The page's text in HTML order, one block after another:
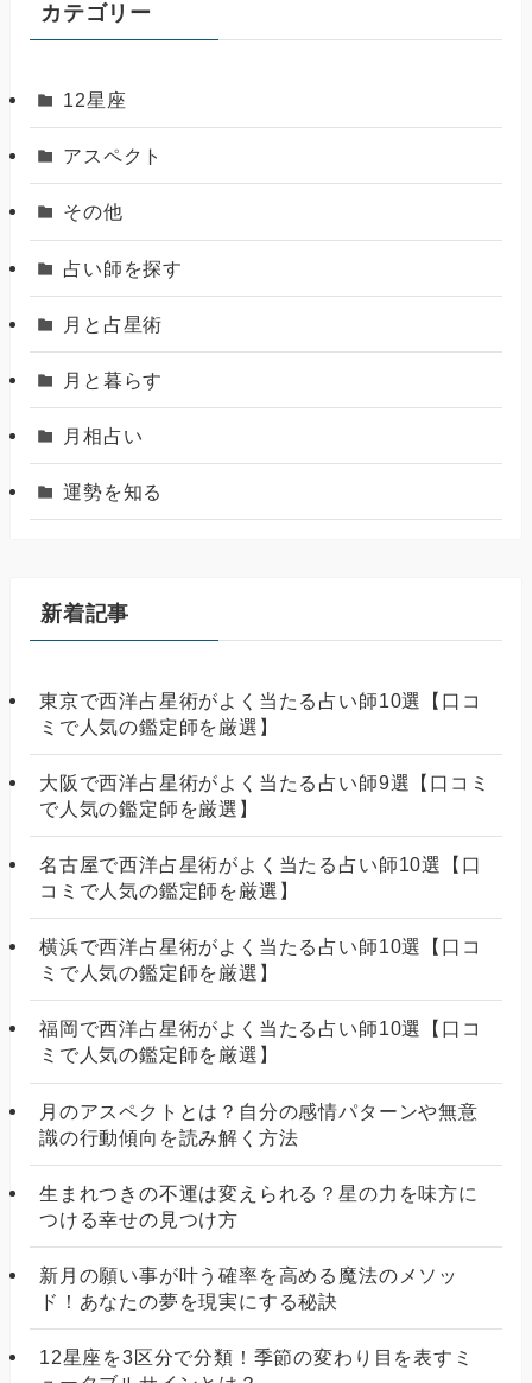
カテゴリー
12星座
アスペクト
その他
占い師を探す
月と占星術
月と暮らす
月相占い
運勢を知る
新着記事
東京で西洋占星術がよく当たる占い師10選【口コ
ミで人気の鑑定師を厳選】
大阪で西洋占星術がよく当たる占い師9選【口コミ
で人気の鑑定師を厳選】
名古屋で西洋占星術がよく当たる占い師10選【口
コミで人気の鑑定師を厳選】
横浜で西洋占星術がよく当たる占い師10選【口コ
ミで人気の鑑定師を厳選】
福岡で西洋占星術がよく当たる占い師10選【口コ
ミで人気の鑑定師を厳選】
月のアスペクトとは？自分の感情パターンや無意
識の行動傾向を読み解く方法
生まれつきの不運は変えられる？星の力を味方に
つける幸せの見つけ方
新月の願い事が叶う確率を高める魔法のメソッ
ド！あなたの夢を現実にする秘訣
12星座を3区分で分類！季節の変わり目を表すミ